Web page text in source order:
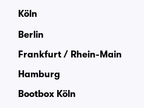
Köln
Berlin
Frankfurt / Rhein-Main
Hamburg
Bootbox Köln